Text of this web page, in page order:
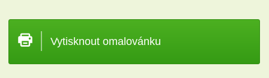
Vytisknout omalovánku